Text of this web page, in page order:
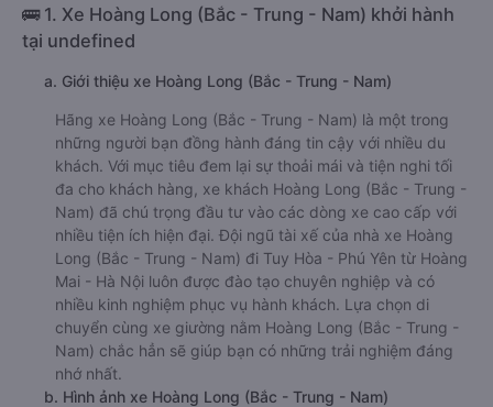
🚌 1. Xe Hoàng Long (Bắc - Trung - Nam) khởi hành
tại undefined
a. Giới thiệu xe Hoàng Long (Bắc - Trung - Nam)
Hãng xe Hoàng Long (Bắc - Trung - Nam) là một trong
những người bạn đồng hành đáng tin cậy với nhiều du
khách. Với mục tiêu đem lại sự thoải mái và tiện nghi tối
đa cho khách hàng, xe khách Hoàng Long (Bắc - Trung -
Nam) đã chú trọng đầu tư vào các dòng xe cao cấp với
nhiều tiện ích hiện đại. Đội ngũ tài xế của nhà xe Hoàng
Long (Bắc - Trung - Nam) đi Tuy Hòa - Phú Yên từ Hoàng
Mai - Hà Nội luôn được đào tạo chuyên nghiệp và có
nhiều kinh nghiệm phục vụ hành khách. Lựa chọn di
chuyển cùng xe giường nằm Hoàng Long (Bắc - Trung -
Nam) chắc hẳn sẽ giúp bạn có những trải nghiệm đáng
nhớ nhất.
b. Hình ảnh xe Hoàng Long (Bắc - Trung - Nam)